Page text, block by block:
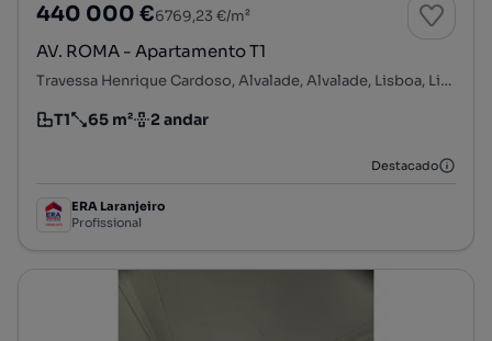
440 000 €6769,23 €/m²
AV. ROMA - Apartamento T1
Travessa Henrique Cardoso, Alvalade, Alvalade, Lisboa, Lisboa
Tipologia
T1
Preço por metro quadrado
65 m²
Andar 2 andar
Destacado
ERA Laranjeiro
Profissional